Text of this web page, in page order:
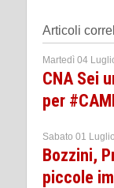
Articoli
Martedì 04
CNA Sei
per
Sabato 01
Bozzini,
piccole